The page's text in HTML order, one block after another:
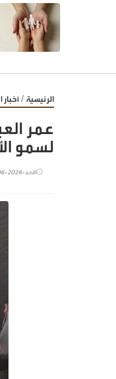
الرئيسية / أخبار
عمر
لسمو
الأحد-2026-06-21 | 01:42 pm